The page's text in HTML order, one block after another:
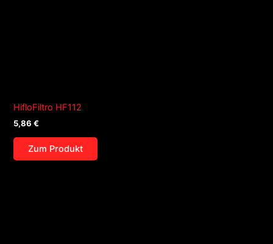
HifloFiltro HF112
5,86€
Zum Produkt